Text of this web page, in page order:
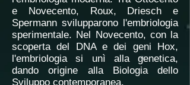
e Novecento, Roux, Driesch e
Spermann svilupparono l'embriologia
sperimentale. Nel Novecento, con la
scoperta del DNA e dei geni Hox,
l'embriologia si unì alla genetica,
dando origine alla Biologia dello
Sviluppo contemporanea.